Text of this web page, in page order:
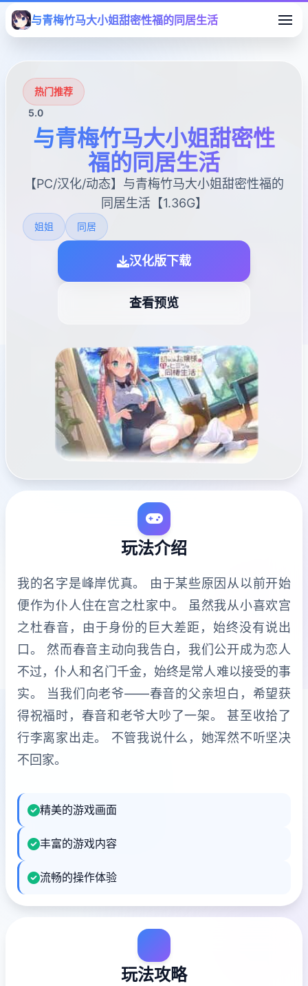
与青梅竹马大小姐甜密性福的同居生活
热门推荐
5.0
与青梅竹马大小姐甜密性
福的同居生活
【PC/汉化/动态】与青梅竹马大小姐甜密性福的
同居生活【1.36G】
姐姐 同居
汉化版下载
查看预览
玩法介绍
我的名字是峰岸优真。 由于某些原因从以前开始
便作为仆人住在宫之杜家中。 虽然我从小喜欢宫
之杜春音，由于身份的巨大差距，始终没有说出
口。 然而春音主动向我告白，我们公开成为恋人
不过，仆人和名门千金，始终是常人难以接受的事
实。 当我们向老爷——春音的父亲坦白，希望获
得祝福时，春音和老爷大吵了一架。 甚至收拾了
行李离家出走。 不管我说什么，她浑然不听坚决
不回家。
精美的游戏画面
丰富的游戏内容
流畅的操作体验
玩法攻略